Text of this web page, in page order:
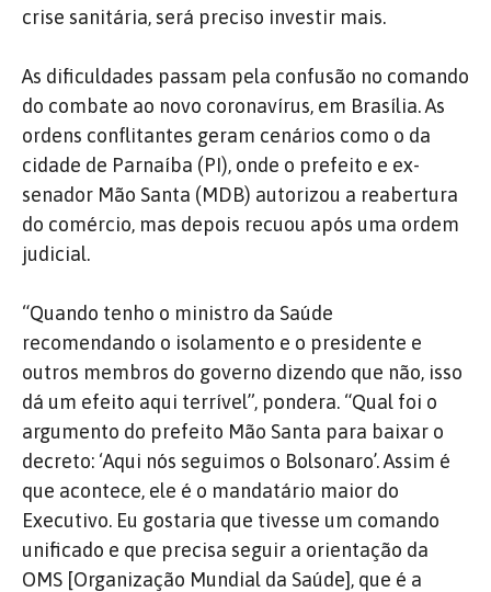
crise sanitária, será preciso investir mais.
As dificuldades passam pela confusão no comando
do combate ao novo coronavírus, em Brasília. As
ordens conflitantes geram cenários como o da
cidade de Parnaíba (PI), onde o prefeito e ex-
senador Mão Santa (MDB) autorizou a reabertura
do comércio, mas depois recuou após uma ordem
judicial.
“Quando tenho o ministro da Saúde
recomendando o isolamento e o presidente e
outros membros do governo dizendo que não, isso
dá um efeito aqui terrível”, pondera. “Qual foi o
argumento do prefeito Mão Santa para baixar o
decreto: ‘Aqui nós seguimos o Bolsonaro’. Assim é
que acontece, ele é o mandatário maior do
Executivo. Eu gostaria que tivesse um comando
unificado e que precisa seguir a orientação da
OMS [Organização Mundial da Saúde], que é a